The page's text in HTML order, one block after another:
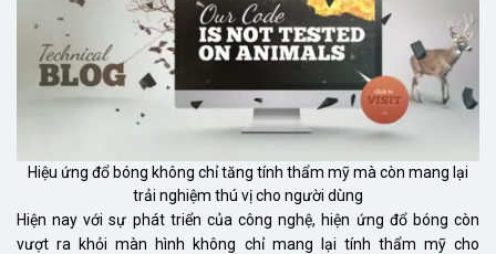
Hiệu ứng đổ bóng không chỉ tăng tính thẩm mỹ mà còn mang lại
trải nghiệm thú vị cho người dùng
Hiện nay với sự phát triển của công nghệ, hiện ứng đổ bóng còn
vượt ra khỏi màn hình không chỉ mang lại tính thẩm mỹ cho